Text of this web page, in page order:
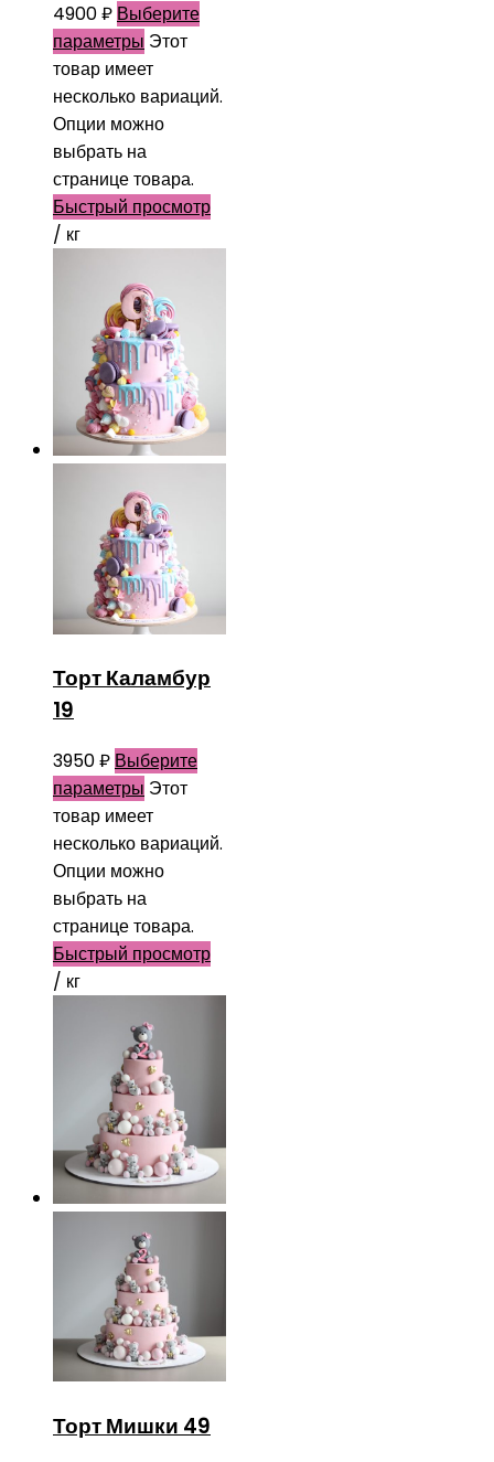
4900₽ Выберите
параметры Этот
товар имеет
несколько вариаций.
Опции можно
выбрать на
странице товара.
Быстрый просмотр
/ кг
Торт Каламбур
19
3950₽ Выберите
параметры Этот
товар имеет
несколько вариаций.
Опции можно
выбрать на
странице товара.
Быстрый просмотр
/ кг
Торт Мишки 49